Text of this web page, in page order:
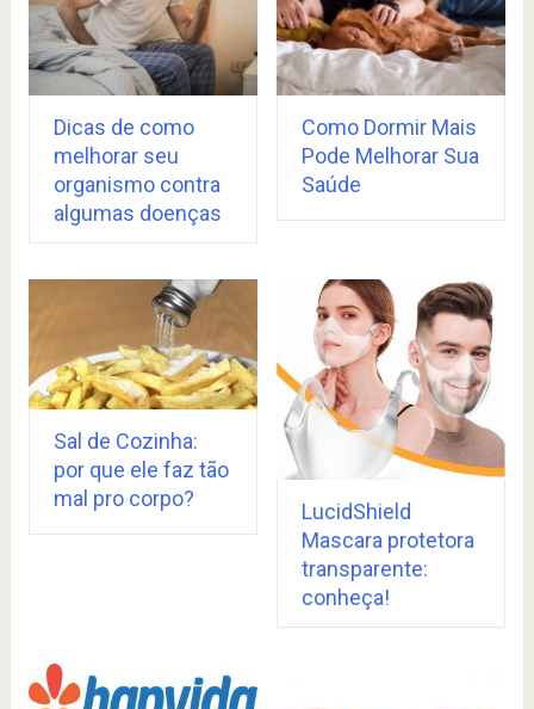
Dicas de como
melhorar seu
organismo contra
algumas doenças
Como Dormir Mais
Pode Melhorar Sua
Saúde
Sal de Cozinha:
por que ele faz tão
mal pro corpo?
LucidShield
Mascara protetora
transparente:
conheça!